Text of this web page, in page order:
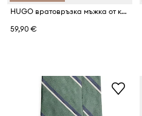
HUGO вратовръзка мъжка от коприна 6 cm
59,90 €